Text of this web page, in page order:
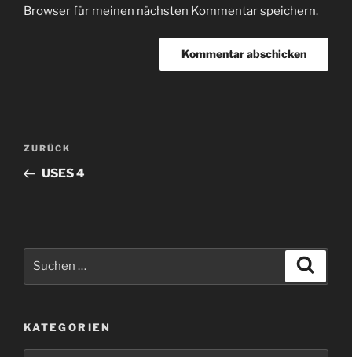
Browser für meinen nächsten Kommentar speichern.
Beitragsnavigation
Vorheriger
Beitrag
ZURÜCK
USES 4
KATEGORIEN